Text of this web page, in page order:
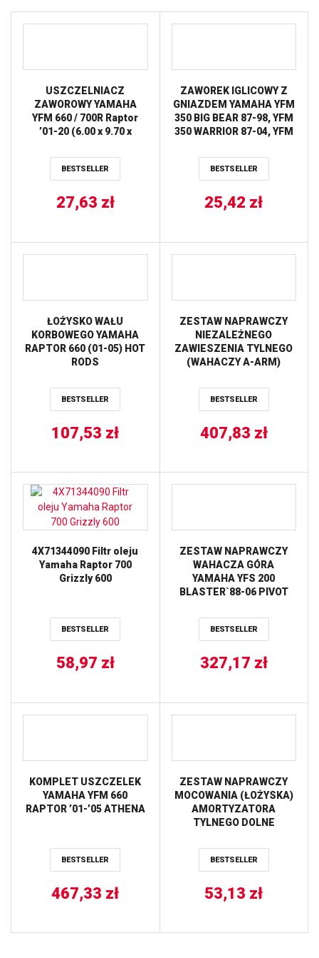
USZCZELNIACZ
ZAWOROWY YAMAHA
YFM 660 / 700R Raptor
’01-20 (6.00 x 9.70 x
PROX
BESTSELLER
27,63 zł
ZAWOREK IGLICOWY Z
GNIAZDEM YAMAHA YFM
350 BIG BEAR 87-98, YFM
350 WARRIOR 87-04, YFM
TOURMAX
BESTSELLER
25,42 zł
ŁOŻYSKO WAŁU
KORBOWEGO YAMAHA
RAPTOR 660 (01-05) HOT
RODS
BESTSELLER
107,53 zł
ZESTAW NAPRAWCZY
NIEZALEŻNEGO
ZAWIESZENIA TYLNEGO
(WAHACZY A-ARM)
400/450/550/600/660/700
PROX
BESTSELLER
407,83 zł
4X71344090 Filtr oleju
Yamaha Raptor 700
Grizzly 600
BESTSELLER
58,97 zł
ZESTAW NAPRAWCZY
WAHACZA GÓRA
YAMAHA YFS 200
BLASTER`88-06 PIVOT
BESTSELLER
327,17 zł
KOMPLET USZCZELEK
YAMAHA YFM 660
RAPTOR ’01-’05 ATHENA
BESTSELLER
467,33 zł
ZESTAW NAPRAWCZY
MOCOWANIA (ŁOŻYSKA)
AMORTYZATORA
TYLNEGO DOLNE
Raptor 06-14 (29-5072)
BEARING WORX
BESTSELLER
53,13 zł